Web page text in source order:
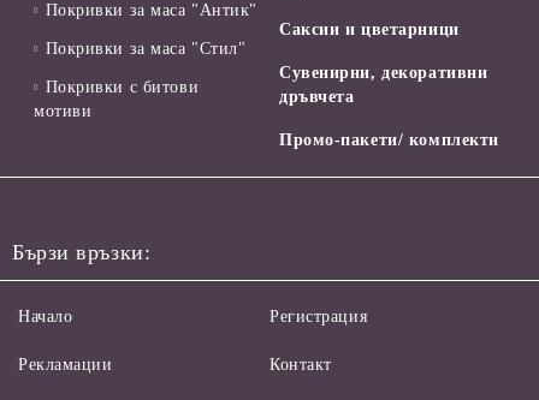
Покривки за маса "Антик"
Покривки за маса "Стил"
Покривки с битови
мотиви
Саксии и цветарници
Сувенирни, декоративни
дръвчета
Промо-пакети/ комплекти
Бързи връзки:
Начало
Рекламации
Регистрация
Контакт